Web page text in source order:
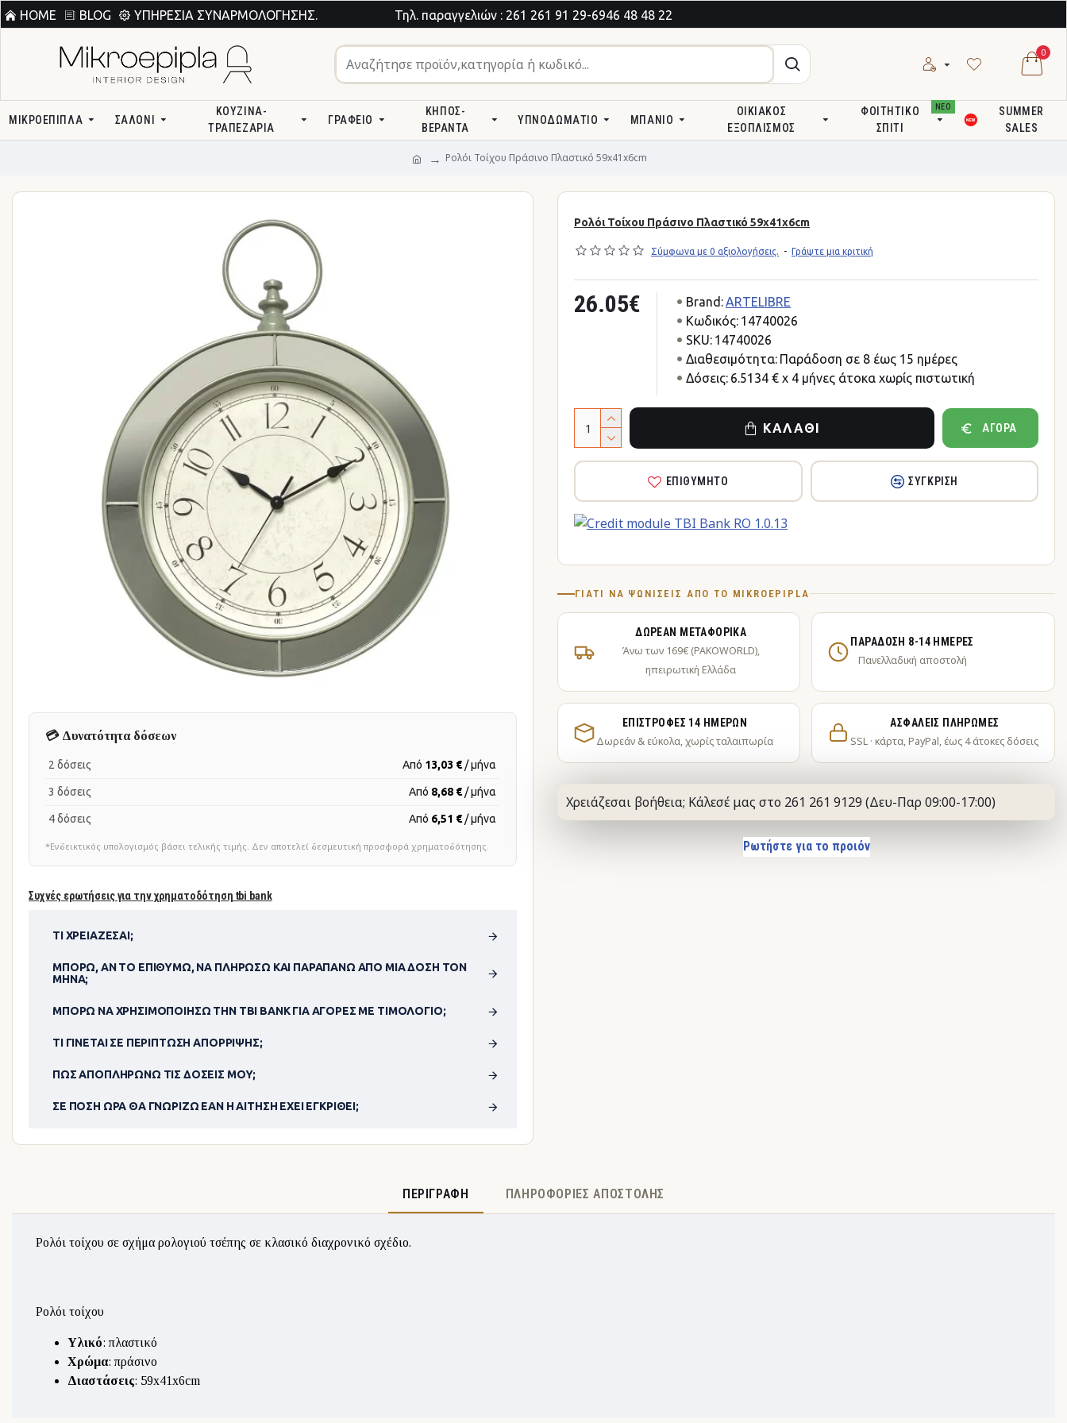
HOME BLOG ΥΠΗΡΕΣΊΑ ΣΥΝΑΡΜΟΛΌΓΗΣΗΣ. Τηλ. παραγγελιών : 261 261 91 29-6946 48 48 22
0
ΜΙΚΡΟΕΠΙΠΛΑ ΣΑΛΌΝΙ
ΚΟΥΖΊΝΑ-
ΤΡΑΠΕΖΑΡΊΑ
ΓΡΑΦΕΊΟ
ΚΉΠΟΣ-
ΒΕΡΆΝΤΑ
ΥΠΝΟΔΩΜΆΤΙΟ ΜΠΆΝΙΟ
ΟΙΚΙΑΚΌΣ
ΕΞΟΠΛΙΣΜΌΣ
ΦΟΙΤΗΤΙΚΌ
ΣΠΊΤΙ
ΝΕΟ
SUMMER
SALES
Ρολόι Τοίχου Πράσινο Πλαστικό 59x41x6cm
Συχνές ερωτήσεις για την χρηματοδότηση tbi bank
ΤΙ ΧΡΕΙΆΖΕΣΑΙ;
ΜΠΟΡΏ, ΑΝ ΤΟ ΕΠΙΘΥΜΏ, ΝΑ ΠΛΗΡΏΣΩ ΚΑΙ ΠΑΡΑΠΆΝΩ ΑΠΌ ΜΊΑ ΔΌΣΗ ΤΟΝ
ΜΉΝΑ;
ΜΠΟΡΏ ΝΑ ΧΡΗΣΙΜΟΠΟΊΗΣΩ ΤΗΝ TBI BANK ΓΙΑ ΑΓΟΡΈΣ ΜΕ ΤΙΜΟΛΌΓΙΟ;
ΤΙ ΓΊΝΕΤΑΙ ΣΕ ΠΕΡΊΠΤΩΣΗ ΑΠΌΡΡΙΨΗΣ;
ΠΏΣ ΑΠΟΠΛΗΡΏΝΩ ΤΙΣ ΔΌΣΕΙΣ ΜΟΥ;
ΣΕ ΠΌΣΗ ΏΡΑ ΘΑ ΓΝΩΡΊΖΩ ΕΆΝ Η ΑΊΤΗΣΗ ΈΧΕΙ ΕΓΚΡΙΘΕΊ;
💳 Δυνατότητα δόσεων
2 δόσεις Από 13,03 € / μήνα
3 δόσεις Από 8,68 € / μήνα
4 δόσεις Από 6,51 € / μήνα
*Ενδεικτικός υπολογισμός βάσει τελικής τιμής. Δεν αποτελεί δεσμευτική προσφορά χρηματοδότησης.
Ρολόι Τοίχου Πράσινο Πλαστικό 59x41x6cm
Σύμφωνα με 0 αξιολογήσεις. - Γράψτε μια κριτική
26.05€ Brand:ARTELIBRE
Κωδικός: 14740026
SKU: 14740026
Διαθεσιμότητα: Παράδοση σε 8 έως 15 ημέρες
Δόσεις: 6.5134 € x 4 μήνες άτοκα χωρίς πιστωτική
ΚΑΛΆΘΙ ΑΓΟΡΆ
ΕΠΙΘΥΜΗΤΌ ΣΎΓΚΡΙΣΗ
ΓΙΑΤΊ ΝΑ ΨΩΝΊΣΕΙΣ ΑΠΌ ΤΟ MIKROEPIPLA
ΔΩΡΕΆΝ ΜΕΤΑΦΟΡΙΚΆ
Άνω των 169€ (PAKOWORLD),
ηπειρωτική Ελλάδα
ΠΑΡΆΔΟΣΗ 8-14 ΗΜΈΡΕΣ
Πανελλαδική αποστολή
ΕΠΙΣΤΡΟΦΈΣ 14 ΗΜΕΡΏΝ
Δωρεάν & εύκολα, χωρίς ταλαιπωρία
ΑΣΦΑΛΕΊΣ ΠΛΗΡΩΜΈΣ
SSL · κάρτα, PayPal, έως 4 άτοκες δόσεις
Χρειάζεσαι βοήθεια; Κάλεσέ μας στο 261 261 9129 (Δευ-Παρ 09:00-17:00)
Ρωτήστε για το προιόν
ΠΕΡΙΓΡΑΦΉ ΠΛΗΡΟΦΟΡΊΕΣ ΑΠΟΣΤΟΛΉΣ
Ρολόι τοίχου σε σχήμα ρολογιού τσέπης σε κλασικό διαχρονικό σχέδιο.
Ρολόι τοίχου
Υλικό: πλαστικό
Χρώμα: πράσινο
Διαστάσεις: 59x41x6cm